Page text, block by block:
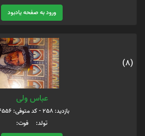
ورود به صفحه یادبود
(8)
عباس ولی
بازدید: 258 - کد متوفی: 24556
تولد: فوت: